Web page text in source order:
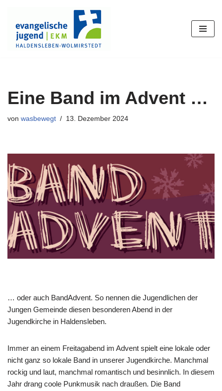
Zum
Inhalt
springen
Eine Band im Advent …
von wasbewegt 13. Dezember 2024
… oder auch BandAdvent. So nennen die Jugendlichen der
Jungen Gemeinde diesen besonderen Abend in der
Jugendkirche in Haldensleben.
Immer an einem Freitagabend im Advent spielt eine lokale oder
nicht ganz so lokale Band in unserer Jugendkirche. Manchmal
rockig und laut, manchmal romantisch und besinnlich. In diesem
Jahr drang coole Punkmusik nach draußen. Die Band